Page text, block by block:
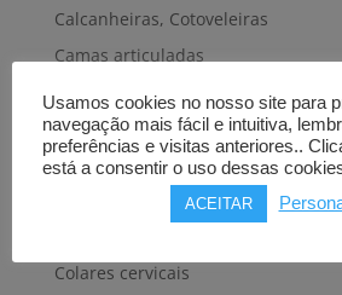
Calcanheiras, Cotoveleiras
Camas articuladas
Carros hospitalares
Cestas, Arneses
Cintas e Faixas
Cintos, Coletes e afins
Colares cervicais
Usamos cookies no nosso site para
navegação mais fácil e intuitiva,
preferências e visitas anteriores..
está a consentir o uso dessas
ACEITAR